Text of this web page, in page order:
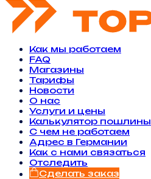
Как мы работаем
FAQ
Магазины
Тарифы
Новости
O нас
Услуги и цены
Калькулятор пошлины
С чем не работаем
Адрес в Германии
Как с нами связаться
Отследить
Сделать заказ